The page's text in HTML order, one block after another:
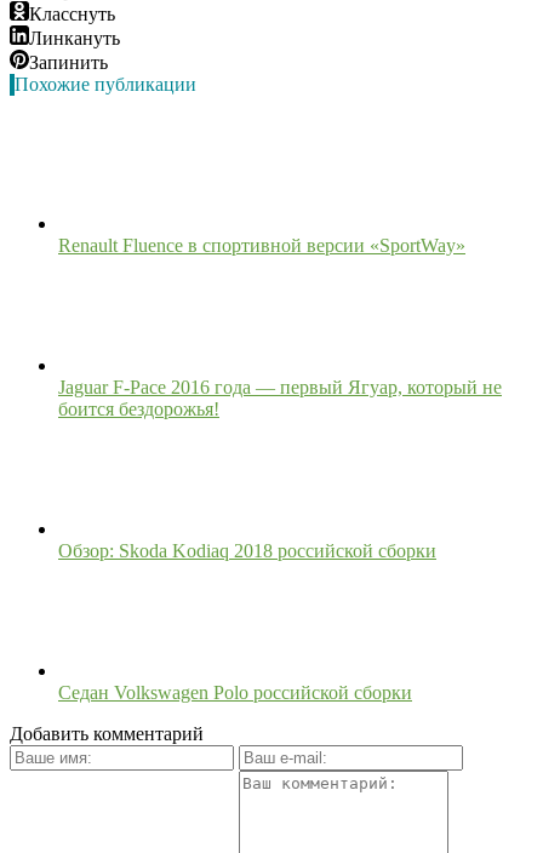
Класснуть
Линкануть
Запинить
Похожие публикации
Renault Fluence в спортивной версии «SportWay»
Jaguar F-Pace 2016 года — первый Ягуар, который не
боится бездорожья!
Обзор: Skoda Kodiaq 2018 российской сборки
Седан Volkswagen Polo российской сборки
Добавить комментарий